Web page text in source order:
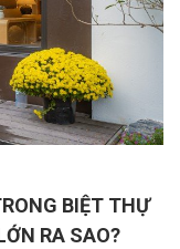
BIỆT THỰ
RA SAO?